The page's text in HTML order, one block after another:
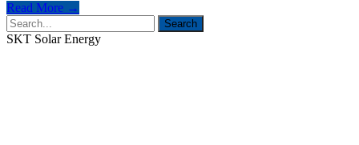
Read More →
SKT Solar Energy